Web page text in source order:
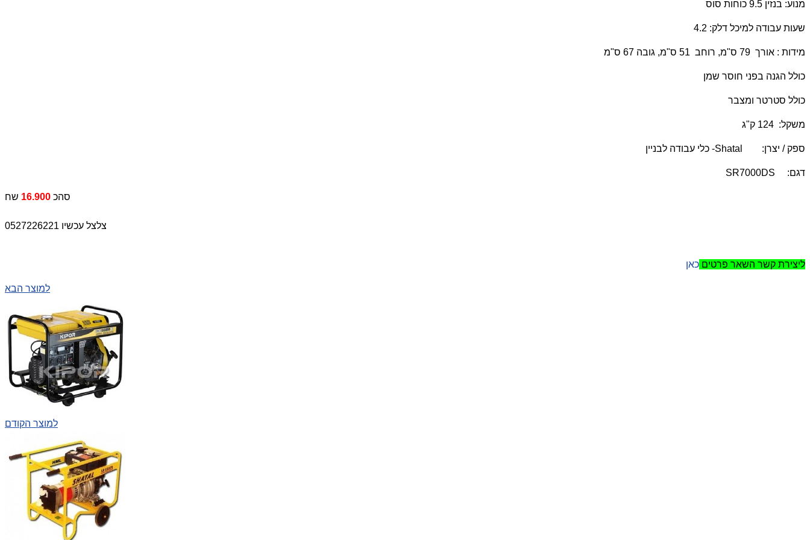
מנוע: בנזין 9.5 כוחות סוס
שעות עבודה למיכל דלק: 4.2
מידות : אורך 79 ס"מ, רוחב 51 ס"מ, גובה 67 ס"מ
כולל הגנה בפני חוסר שמן
כולל סטרטר ומצבר
משקל: 124 ק"ג
ספק / יצרן: Shatal- כלי עבודה לבניין
דגם: SR7000DS
סהכ 16.900 שח
צלצל עכשיו 0527226221
ליצירת קשר השאר פרטים כאן
למוצר הבא
למוצר הקודם